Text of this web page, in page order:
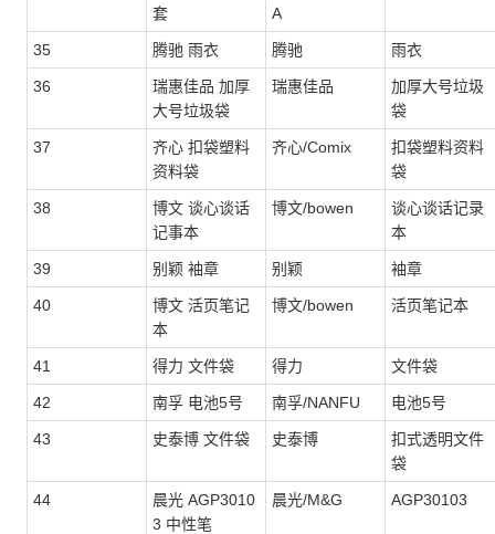
套
A
35 腾驰 雨衣 腾驰 雨衣
36
瑞惠佳品 加厚
大号垃圾袋
瑞惠佳品
加厚大号垃圾
袋
37
齐心 扣袋塑料
资料袋
齐心/Comix
扣袋塑料资料
袋
38
博文 谈心谈话
记事本
博文/bowen
谈心谈话记录
本
39 别颖 袖章 别颖 袖章
40
博文 活页笔记
本
博文/bowen 活页笔记本
41 得力 文件袋 得力 文件袋
42 南孚 电池5号 南孚/NANFU 电池5号
43 史泰博 文件袋 史泰博
扣式透明文件
袋
44
晨光 AGP3010
3 中性笔
晨光/M&G AGP30103